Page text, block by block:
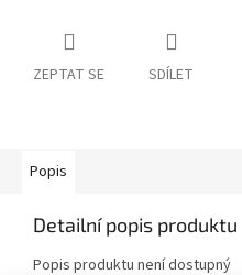
ZEPTAT SE SDÍLET
Popis
Detailní popis produktu
Popis produktu není dostupný